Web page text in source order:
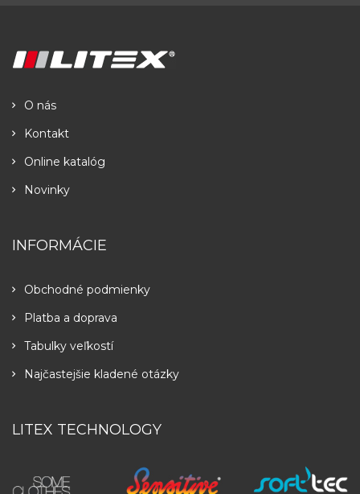
O nás
Kontakt
Online katalóg
Novinky
INFORMÁCIE
Obchodné podmienky
Platba a doprava
Tabulky veľkostí
Najčastejšie kladené otázky
LITEX TECHNOLOGY